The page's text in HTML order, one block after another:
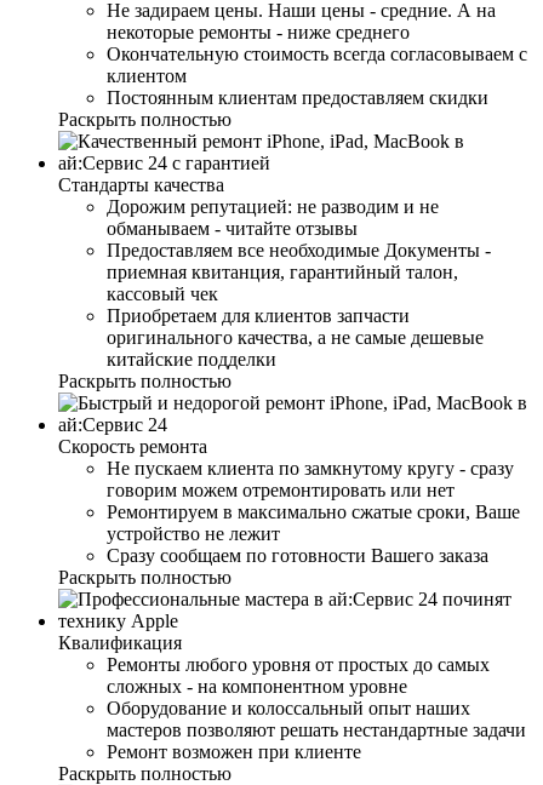
Не задираем цены. Наши цены - средние. А на
некоторые ремонты - ниже среднего
Окончательную стоимость всегда согласовываем с
клиентом
Постоянным клиентам предоставляем скидки
Раскрыть полностью
Стандарты качества
Дорожим репутацией: не разводим и не
обманываем - читайте отзывы
Предоставляем все необходимые Документы -
приемная квитанция, гарантийный талон,
кассовый чек
Приобретаем для клиентов запчасти
оригинального качества, а не самые дешевые
китайские подделки
Раскрыть полностью
Скорость ремонта
Не пускаем клиента по замкнутому кругу - сразу
говорим можем отремонтировать или нет
Ремонтируем в максимально сжатые сроки, Ваше
устройство не лежит
Сразу сообщаем по готовности Вашего заказа
Раскрыть полностью
Квалификация
Ремонты любого уровня от простых до самых
сложных - на компонентном уровне
Оборудование и колоссальный опыт наших
мастеров позволяют решать нестандартные задачи
Ремонт возможен при клиенте
Раскрыть полностью